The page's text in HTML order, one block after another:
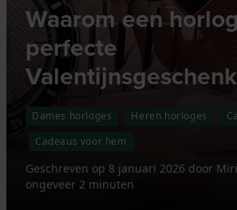
Waarom een
perfecte
Dames horloges Heren horloges
Cadeaus voor hem
Geschreven op 8 januari 2026 door
ongeveer 2 minuten